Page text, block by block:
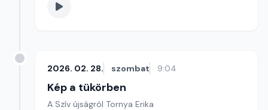
2026. 02. 28. szombat 9:04
Kép a tükörben
A Szív újságról Tornya Erika